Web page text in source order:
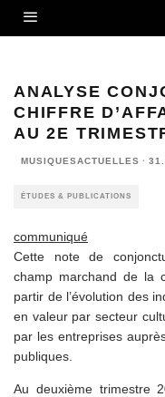
ANALYSE
CHIFFRE
AU 2E
MUSIQUESACTUELLES ·
ÉTUDES & PUBLICATIONS
communiqué
Cette note de
champ marchand de la
partir de l’évolution des
en valeur par secteur
par les entreprises
publiques.
Au deuxième trimestre